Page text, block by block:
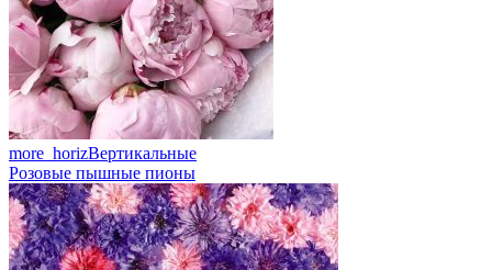
more_horizВертикальные
Розовые пышные пионы